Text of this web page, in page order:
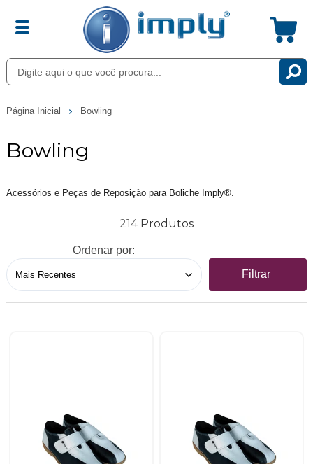
Página Inicial Bowling
Bowling
Acessórios e Peças de Reposição para Boliche Imply®.
214
Ordenar por:
Filtrar